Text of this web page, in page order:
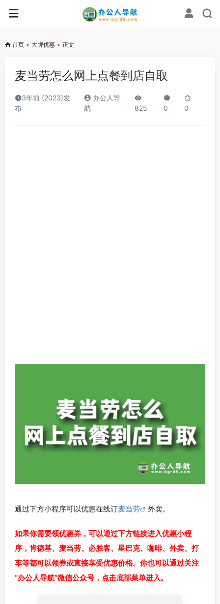
首页 • 大牌优惠 • 正文
麦当劳怎么网上点餐到店自取
3年前 (2023)发
布
办公人导
航
825 0 0
通过下方小程序可以优惠在线订麦当劳 外卖。
如果你需要领优惠券，可以通过下方链接进入优惠小程
序，肯德基、麦当劳、必胜客、星巴克、咖啡、外卖、打
车等都可以领券或直接享受优惠价格。你也可以通过关注
“办公人导航”微信公众号，点击底部菜单进入。